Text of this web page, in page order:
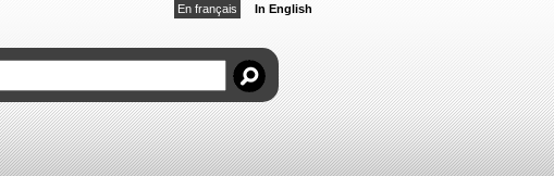
En français In English